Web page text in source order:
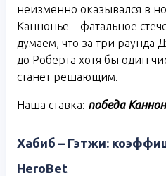
неизменно оказывался в
Каннонье – фатальное
думаем, что за три раунда
до Роберта хотя бы один
станет решающим.
Наша ставка: победа
Хабиб – Гэтжи:
HeroBet